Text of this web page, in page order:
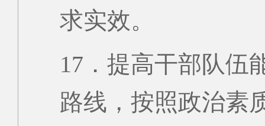
求实效。
17．提高干部队伍
路线，按照政治素